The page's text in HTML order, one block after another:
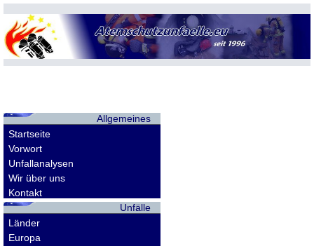
Allgemeines
Startseite
Vorwort
Unfallanalysen
Wir über uns
Kontakt
Unfälle
Länder
Europa